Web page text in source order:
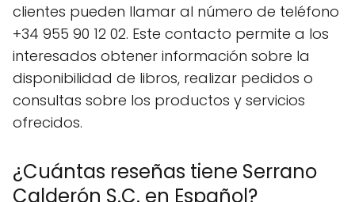
clientes pueden llamar al número de teléfono
+34 955 90 12 02. Este contacto permite a los
interesados obtener información sobre la
disponibilidad de libros, realizar pedidos o
consultas sobre los productos y servicios
ofrecidos.
¿Cuántas reseñas tiene Serrano
Calderón S.C. en Español?